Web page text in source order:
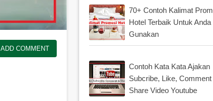
ADD COMMENT
70+ Contoh Kalimat
Hotel Terbaik Untuk Anda
Gunakan
Contoh Kata Kata Ajakan
Subcribe, Like, Comment
Share Video Youtube